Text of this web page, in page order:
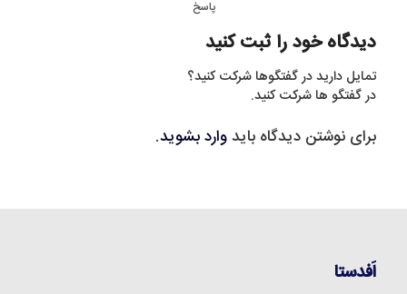
پاسخ
دیدگاه خود را ثبت کنید
تمایل دارید در گفتگوها شرکت کنید؟
در گفتگو ها شرکت کنید.
برای نوشتن دیدگاه بایدوارد بشوید.
اَفدستا